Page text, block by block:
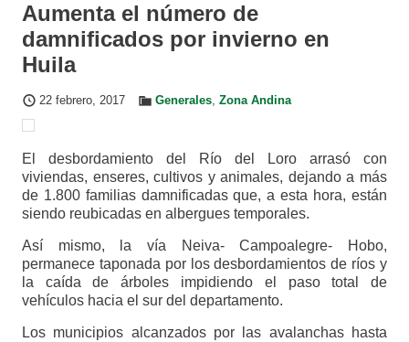
Aumenta el número de
damnificados por invierno en
Huila
22 febrero, 2017 Generales, Zona Andina
El desbordamiento del Río del Loro arrasó con
viviendas, enseres, cultivos y animales, dejando a más
de 1.800 familias damnificadas que, a esta hora, están
siendo reubicadas en albergues temporales.
Así mismo, la vía Neiva- Campoalegre- Hobo,
permanece taponada por los desbordamientos de ríos y
la caída de árboles impidiendo el paso total de
vehículos hacia el sur del departamento.
Los municipios alcanzados por las avalanchas hasta